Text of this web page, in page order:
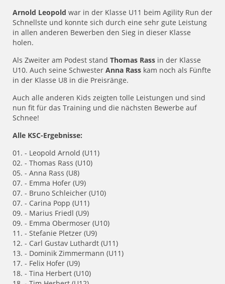
Arnold Leopold war in der Klasse U11 beim Agility Run der
Schnellste und konnte sich durch eine sehr gute Leistung
in allen anderen Bewerben den Sieg in dieser Klasse
holen.
Als Zweiter am Podest stand Thomas Rass in der Klasse
U10. Auch seine Schwester Anna Rass kam noch als Fünfte
in der Klasse U8 in die Preisränge.
Auch alle anderen Kids zeigten tolle Leistungen und sind
nun fit für das Training und die nächsten Bewerbe auf
Schnee!
Alle KSC-Ergebnisse:
01. - Leopold Arnold (U11)
02. - Thomas Rass (U10)
05. - Anna Rass (U8)
07. - Emma Hofer (U9)
07. - Bruno Schleicher (U10)
07. - Carina Popp (U11)
09. - Marius Friedl (U9)
09. - Emma Obermoser (U10)
11. - Stefanie Pletzer (U9)
12. - Carl Gustav Luthardt (U11)
13. - Dominik Zimmermann (U11)
17. - Felix Hofer (U9)
18. - Tina Herbert (U10)